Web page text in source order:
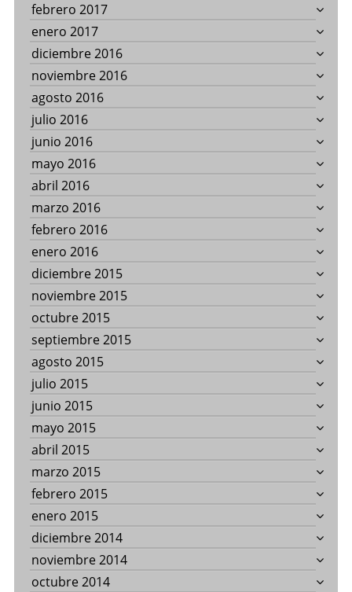
febrero 2017
enero 2017
diciembre 2016
noviembre 2016
agosto 2016
julio 2016
junio 2016
mayo 2016
abril 2016
marzo 2016
febrero 2016
enero 2016
diciembre 2015
noviembre 2015
octubre 2015
septiembre 2015
agosto 2015
julio 2015
junio 2015
mayo 2015
abril 2015
marzo 2015
febrero 2015
enero 2015
diciembre 2014
noviembre 2014
octubre 2014